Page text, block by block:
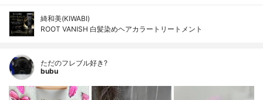
綺和美(KIWABI)
ROOT VANISH 白髪染めヘアカラートリートメント
ただのフレブル好き?
bubu